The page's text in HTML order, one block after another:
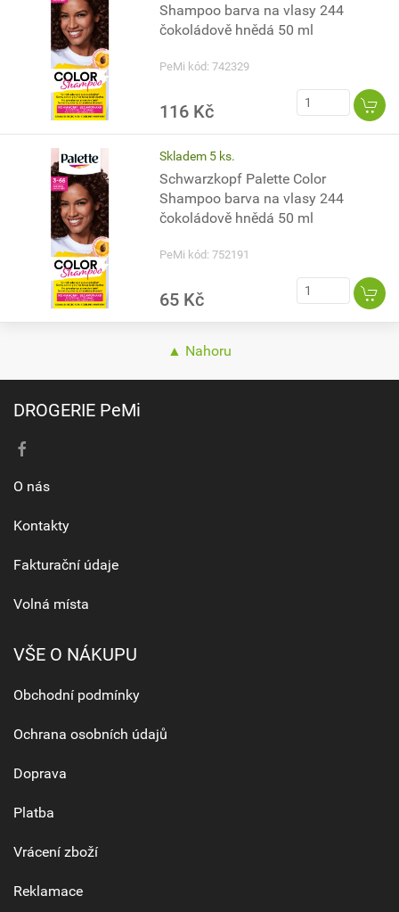
Shampoo barva na vlasy 244
čokoládově hnědá 50 ml
PeMi kód: 742329
116 Kč
Skladem 5 ks.
Schwarzkopf Palette Color
Shampoo barva na vlasy 244
čokoládově hnědá 50 ml
PeMi kód: 752191
65 Kč
▲ Nahoru
DROGERIE PeMi
O nás
Kontakty
Fakturační údaje
Volná místa
VŠE O NÁKUPU
Obchodní podmínky
Ochrana osobních údajů
Doprava
Platba
Vrácení zboží
Reklamace